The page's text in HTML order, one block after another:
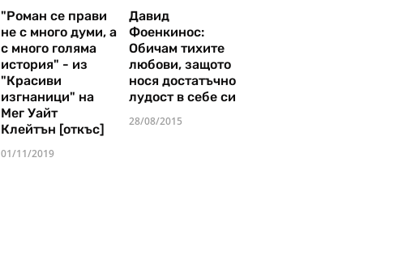
"Роман се прави
не с много думи, а
с много голяма
история" - из
"Красиви
изгнаници" на
Мег Уайт
Клейтън [откъс]
01/11/2019
Давид
Фоенкинос:
Обичам тихите
любови, защото
нося достатъчно
лудост в себе си
28/08/2015